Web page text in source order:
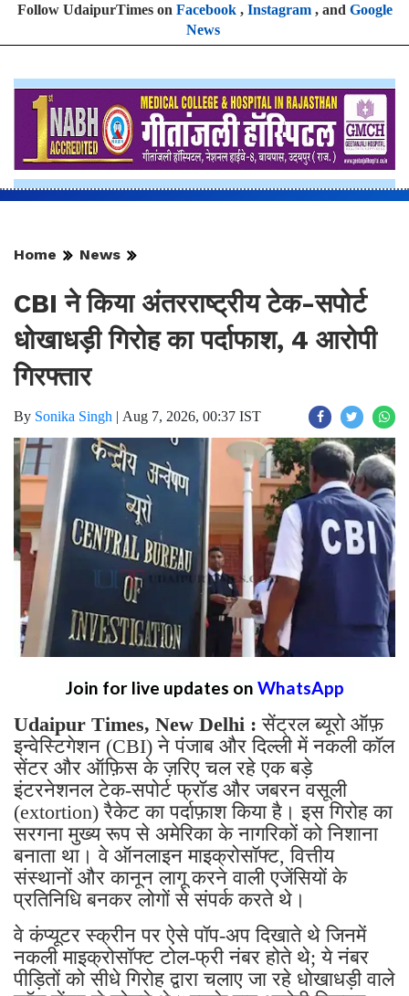
Follow UdaipurTimes on Facebook, Instagram, and Google
News
Home News
CBI ने किया अंतरराष्ट्रीय टेक-सपोर्ट
धोखाधड़ी गिरोह का पर्दाफाश, 4 आरोपी
गिरफ्तार
By Sonika Singh | Aug 7, 2026, 00:37 IST
Join for live updates on WhatsApp
Udaipur Times, New Delhi :सेंट्रल ब्यूरो ऑफ़
इन्वेस्टिगेशन (CBI) ने पंजाब और दिल्ली में नकली कॉल
सेंटर और ऑफ़िस के ज़रिए चल रहे एक बड़े
इंटरनेशनल टेक-सपोर्ट फ्रॉड और जबरन वसूली
(extortion) रैकेट का पर्दाफ़ाश किया है। इस गिरोह का
सरगना मुख्य रूप से अमेरिका के नागरिकों को निशाना
बनाता था। वे ऑनलाइन माइक्रोसॉफ्ट, वित्तीय
संस्थानों और कानून लागू करने वाली एजेंसियों के
प्रतिनिधि बनकर लोगों से संपर्क करते थे।
वे कंप्यूटर स्क्रीन पर ऐसे पॉप-अप दिखाते थे जिनमें
नकली माइक्रोसॉफ्ट टोल-फ्री नंबर होते थे; ये नंबर
पीड़ितों को सीधे गिरोह द्वारा चलाए जा रहे धोखाधड़ी वाले